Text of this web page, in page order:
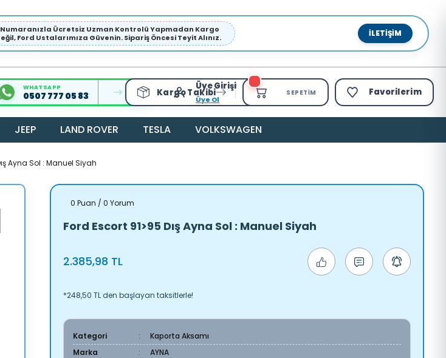
Numaranızla Ücretsiz Uzman Kontrolü Yapmadan Kargo
Ford Ustalarımıza Güvenin. Sipariş Öncesi Teyit Alınız.
İLETIŞIM
WHATSAPP
0507 777 05 83 Kargo Takibi
Üye Girişi
Üye Ol
SEPETIM Favorilerim
JEEP LAND ROVER TESLA VOLKSWAGEN
Ayna Sol : Manuel Siyah
0 Puan / 0 Yorum
Ford Escort 91>95 Dış Ayna Sol : Manuel Siyah
2.385,98 TL
*248,50 TL den başlayan taksitlerle!
Kategori
Kaporta Aksamı
Marka
AYNA